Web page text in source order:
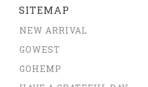
SITEMAP
NEW ARRIVAL
GOWEST
GOHEMP